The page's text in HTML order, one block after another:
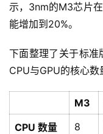
示，3nm的M3芯片
能增加到20%。
下面整理了关于标
CPU与GPU的核心数
M3
CPU 数量
8